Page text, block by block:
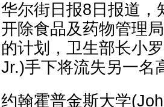
华尔街日报8日报道，
开除食品及药物管理
的计划，卫生部长小
Jr.)手下将流失另一名
约翰霍普金斯大学